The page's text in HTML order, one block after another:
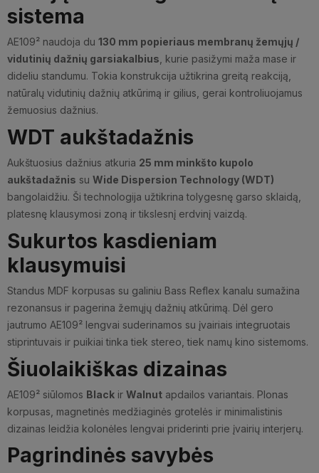
sistema
AE109² naudoja du 130 mm popieriaus membranų žemųjų /
vidutinių dažnių garsiakalbius , kurie pasižymi maža mase ir
dideliu standumu. Tokia konstrukcija užtikrina greitą reakciją,
natūralų vidutinių dažnių atkūrimą ir gilius, gerai kontroliuojamus
žemuosius dažnius.
WDT aukštadažnis
Aukštuosius dažnius atkuria 25 mm minkšto kupolo
aukštadažnis su Wide Dispersion Technology (WDT)
bangolaidžiu. Ši technologija užtikrina tolygesnę garso sklaidą,
platesnę klausymosi zoną ir tikslesnį erdvinį vaizdą.
Sukurtos kasdieniam
klausymuisi
Standus MDF korpusas su galiniu Bass Reflex kanalu sumažina
rezonansus ir pagerina žemųjų dažnių atkūrimą. Dėl gero
jautrumo AE109² lengvai suderinamos su įvairiais integruotais
stiprintuvais ir puikiai tinka tiek stereo, tiek namų kino sistemoms.
Šiuolaikiškas dizainas
AE109² siūlomos Black ir Walnut apdailos variantais. Plonas
korpusas, magnetinės medžiaginės grotelės ir minimalistinis
dizainas leidžia kolonėles lengvai priderinti prie įvairių interjerų.
Pagrindinės savybės